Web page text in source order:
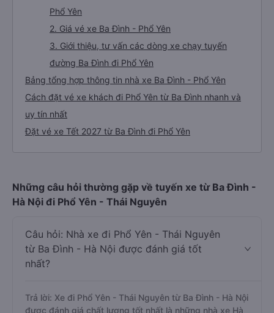
Phổ Yên
2. Giá vé xe Ba Đình - Phổ Yên
3. Giới thiệu, tư vấn các dòng xe chạy tuyến
đường Ba Đình đi Phổ Yên
Bảng tổng hợp thông tin nhà xe Ba Đình - Phổ Yên
Cách đặt vé xe khách đi Phổ Yên từ Ba Đình nhanh và
uy tín nhất
Đặt vé xe Tết 2027 từ Ba Đình đi Phổ Yên
Những câu hỏi thường gặp về tuyến xe từ Ba Đình -
Hà Nội đi Phổ Yên - Thái Nguyên
Câu hỏi: Nhà xe đi Phổ Yên - Thái Nguyên
từ Ba Đình - Hà Nội được đánh giá tốt
nhất?
Trả lời: Xe đi Phổ Yên - Thái Nguyên từ Ba Đình - Hà Nội
được đánh giá chất lượng tốt nhất là những nhà xe Hà